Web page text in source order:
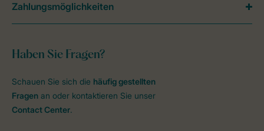
Haben Sie Fragen?
Schauen Sie sich die häufig gestellten
Fragen an oder kontaktieren Sie unser
Contact Center.
Zahlungsmöglichkeiten